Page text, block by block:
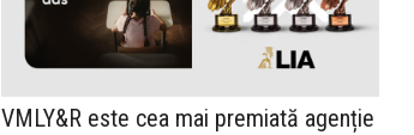
VMLY&R este cea mai premiată agenție